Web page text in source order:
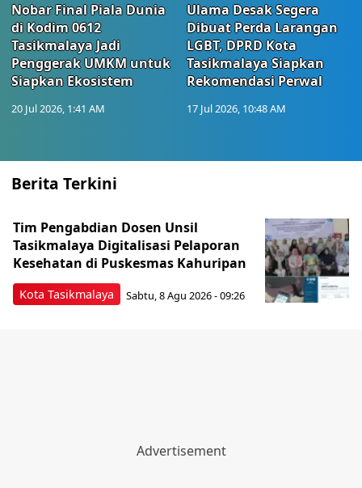
Nobar Final Piala Dunia
di Kodim 0612
Tasikmalaya Jadi
Penggerak UMKM untuk
Siapkan Ekosistem
20 Jul 2026, 1:41 AM
Ulama Desak Segera
Dibuat Perda Larangan
LGBT, DPRD Kota
Tasikmalaya Siapkan
Rekomendasi Perwal
17 Jul 2026, 10:48 AM
Berita Terkini
Kota Tasikmalaya
Tim Pengabdian Dosen Unsil
Tasikmalaya Digitalisasi Pelaporan
Kesehatan di Puskesmas Kahuripan
Sabtu, 8 Agu 2026 - 09:26